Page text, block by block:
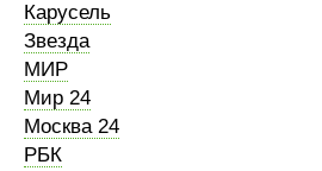
Карусель
Звезда
МИР
Мир 24
Москва 24
РБК